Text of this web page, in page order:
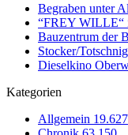
Begraben unter
“FREY WILLE“
Bauzentrum der
Stocker/
Dieselkino
Kategorien
Allgemein 19.627